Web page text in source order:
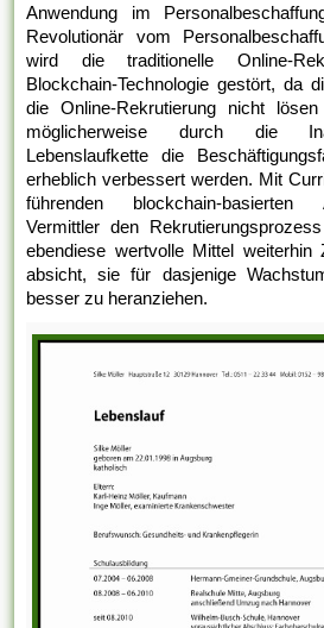
Anwendung im
Revolutionär vom
wird die traditionelle Online-
Blockchain-Technologie gestört, da
die Online-Rekrutierung nicht
möglicherweise durch die
Lebenslaufkette die
erheblich verbessert werden. Mit
führenden blockchain-basierten
Vermittler den
ebendiese wertvolle Mittel
absicht, sie für dasjenige
besser zu heranziehen.